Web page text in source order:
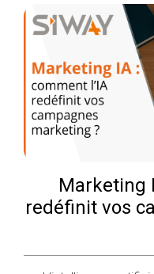
Marketing
redéfinit vos